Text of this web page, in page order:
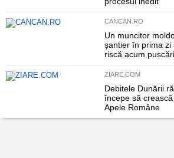
CANCAN.RO
Un muncitor
șantier în prima zi
riscă acum
ZIARE.COM
Debitele Dunării
începe să
Apele Române